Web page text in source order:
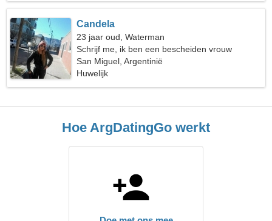
Candela
23 jaar oud, Waterman
Schrijf me, ik ben een bescheiden vrouw
San Miguel, Argentinië
Huwelijk
Hoe ArgDatingGo werkt